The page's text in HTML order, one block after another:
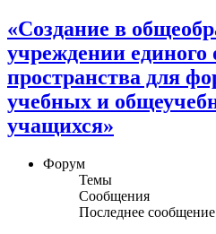
«Создание в
учреждении единого
пространства для
учебных и
учащихся»
Форум
Темы
Сообщения
Последнее сообщение